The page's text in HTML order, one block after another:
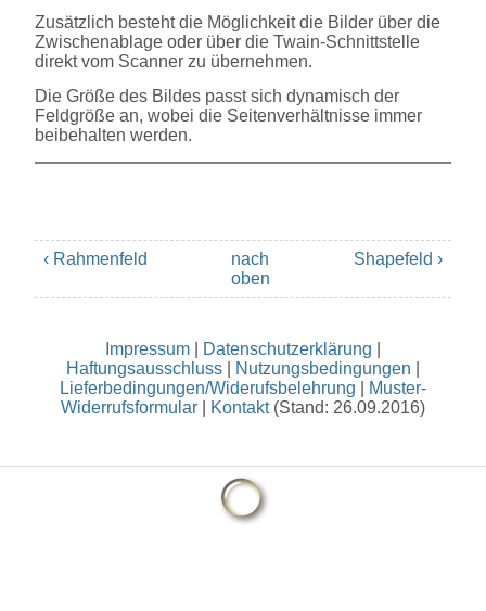
Zusätzlich besteht die Möglichkeit die Bilder über die
Zwischenablage oder über die Twain-Schnittstelle
direkt vom Scanner zu übernehmen.
Die Größe des Bildes passt sich dynamisch der
Feldgröße an, wobei die Seitenverhältnisse immer
beibehalten werden.
‹ Rahmenfeld
nach
oben
Shapefeld ›
Impressum Datenschutzerklärung
Haftungsausschluss
Nutzungsbedingungen
Lieferbedingungen/Widerufsbelehrung
Muster-
Widerrufsformular
Kontakt(Stand: 26.09.2016)